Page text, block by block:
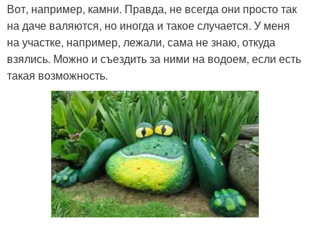
Вот, например, камни. Правда, не всегда они просто так
на даче валяются, но иногда и такое случается. У меня
на участке, например, лежали, сама не знаю, откуда
взялись. Можно и съездить за ними на водоем, если есть
такая возможность.